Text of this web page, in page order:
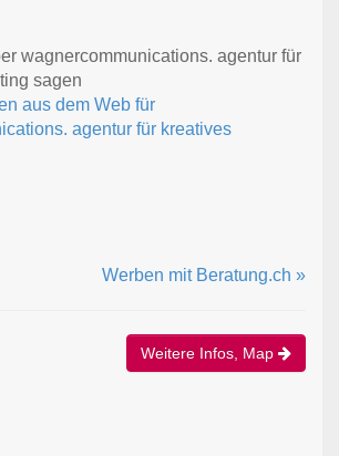
wagnercommunications. agentur für
sagen
aus dem Web für
agentur für kreatives
Werben mit Beratung.ch »
Weitere Infos, Map